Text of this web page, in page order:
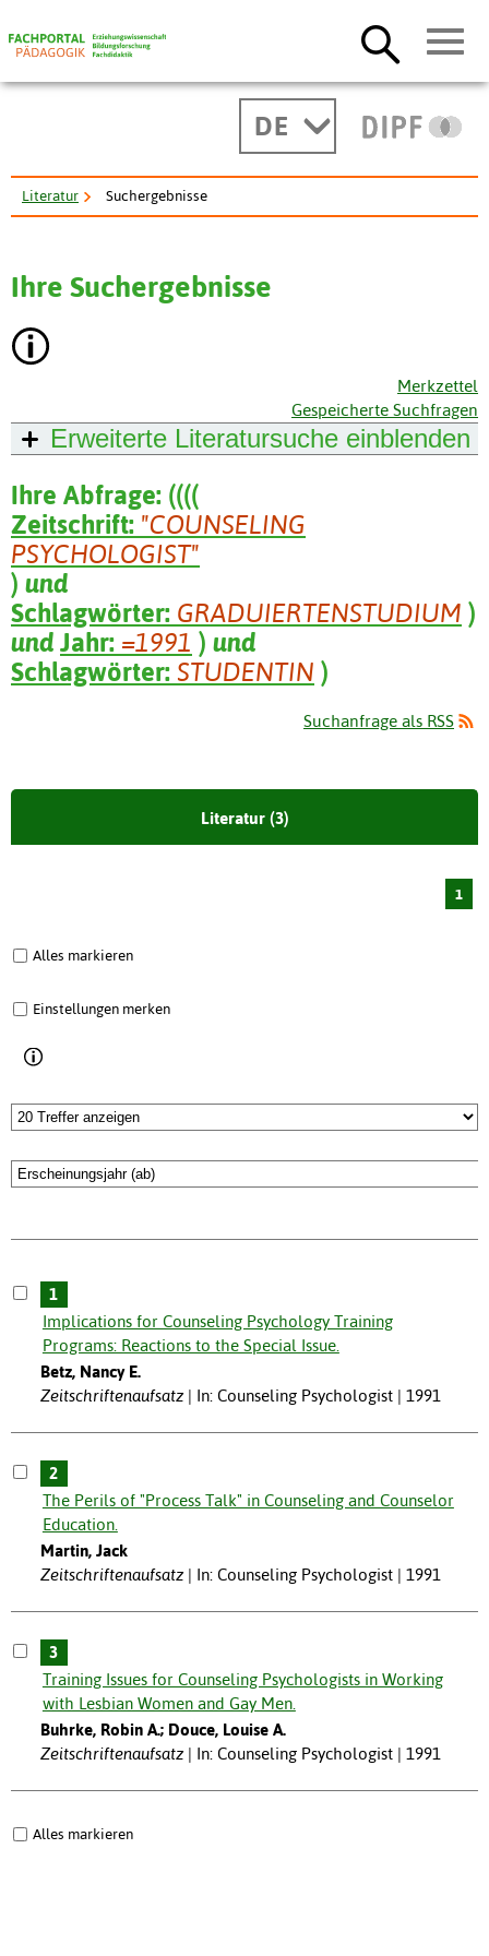
DE
Literatur Suchergebnisse
Ihre Suchergebnisse
Merkzettel
Gespeicherte Suchfragen
Erweiterte Literatursuche einblenden
Ihre Abfrage: ((((
Zeitschrift: "COUNSELING
PSYCHOLOGIST"
) und
Schlagwörter: GRADUIERTENSTUDIUM )
und Jahr: =1991 ) und
Schlagwörter: STUDENTIN )
Suchanfrage als RSS
Literatur (3)
1
Alles markieren
Einstellungen merken
1
Implications for Counseling Psychology Training
Programs: Reactions to the Special Issue.
Betz, Nancy E.
Zeitschriftenaufsatz
In: Counseling Psychologist | 1991
2
The Perils of "Process Talk" in Counseling and Counselor
Education.
Martin, Jack
Zeitschriftenaufsatz
In: Counseling Psychologist | 1991
3
Training Issues for Counseling Psychologists in Working
with Lesbian Women and Gay Men.
Buhrke, Robin A.; Douce, Louise A.
Zeitschriftenaufsatz
In: Counseling Psychologist | 1991
Alles markieren